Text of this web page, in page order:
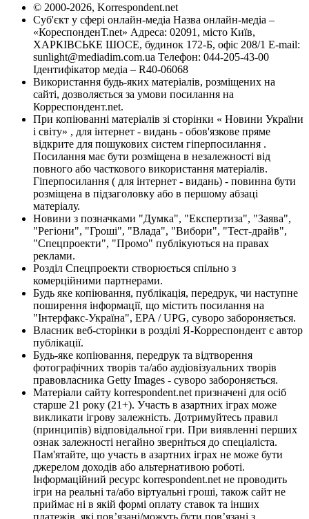
© 2000-2026, Korrespondent.net
Суб'єкт у сфері онлайн-медіа Назва онлайн-медіа –
«КореспонденТ.net» Адреса: 02091, місто Київ,
ХАРКІВСЬКЕ ШОСЕ, будинок 172-Б, офіс 208/1 E-mail:
sunlight@mediadim.com.ua Телефон: 044-205-43-00
Ідентифікатор медіа – R40-06068
Використання будь-яких матеріалів, розміщених на
сайті, дозволяється за умови посилання на
Корреспондент.net.
При копіюванні матеріалів зі сторінки « Новини України
і світу» , для інтернет - видань - обов'язкове пряме
відкрите для пошукових систем гіперпосилання .
Посилання має бути розміщена в незалежності від
повного або часткового використання матеріалів.
Гіперпосилання ( для інтернет - видань) - повинна бути
розміщена в підзаголовку або в першому абзаці
матеріалу.
Новини з позначками "Думка", "Експертиза", "Заява",
"Регіони", "Гроші", "Влада", "Вибори", "Тест-драйв",
"Спецпроекти", "Промо" публікуються на правах
реклами.
Розділ Спецпроекти створюється спільно з
комерційними партнерами.
Будь яке копіювання, публікація, передрук, чи наступне
поширення інформації, що містить посилання на
"Інтерфакс-Україна", EPA / UPG, суворо забороняється.
Власник веб-сторінки в розділі Я-Корреспондент є автор
публікації.
Будь-яке копіювання, передрук та відтворення
фотографічних творів та/або аудіовізуальних творів
правовласника Getty Images - суворо забороняється.
Матеріали сайту korrespondent.net призначені для осіб
старше 21 року (21+). Участь в азартних іграх може
викликати ігрову залежність. Дотримуйтесь правил
(принципів) відповідальної гри. При виявленні перших
ознак залежності негайно зверніться до спеціаліста.
Пам'ятайте, що участь в азартних іграх не може бути
джерелом доходів або альтернативою роботі.
Інформаційний ресурс korrespondent.net не проводить
ігри на реальні та/або віртуальні гроші, також сайт не
приймає ні в якій формі оплату ставок та інших
платежів, які пов’язані/можуть бути пов’язані з